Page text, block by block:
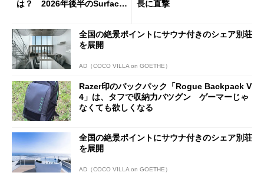
は？ 2026年後半のSurface
長に直撃
全国の絶景ポイントにサウナ付きのシェア別荘
を展開
AD（COCO VILLA on GOETHE）
Razer印のバックパック「Rogue Backpack V
4」は、タフで収納力バツグン ゲーマーじゃ
なくても欲しくなる
全国の絶景ポイントにサウナ付きのシェア別荘
を展開
AD（COCO VILLA on GOETHE）